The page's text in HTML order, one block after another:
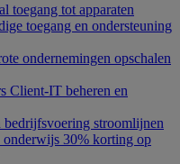
toegang tot apparaten
toegang en ondersteuning
ondernemingen opschalen
Client-IT beheren en
bedrijfsvoering stroomlijnen
onderwijs 30% korting op